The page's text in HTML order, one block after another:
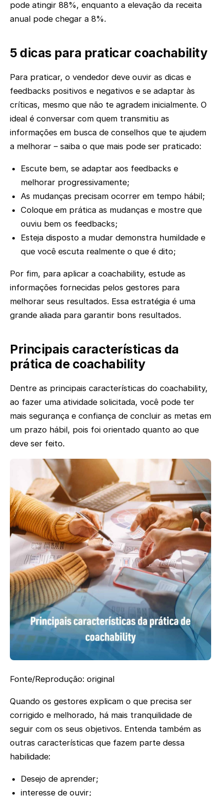
pode atingir 88%, enquanto a elevação da receita
anual pode chegar a 8%.
5 dicas para praticar coachability
Para praticar, o vendedor deve ouvir as dicas e
feedbacks positivos e negativos e se adaptar às
críticas, mesmo que não te agradem inicialmente. O
ideal é conversar com quem transmitiu as
informações em busca de conselhos que te ajudem
a melhorar – saiba o que mais pode ser praticado:
Escute bem, se adaptar aos feedbacks e
melhorar progressivamente;
As mudanças precisam ocorrer em tempo hábil;
Coloque em prática as mudanças e mostre que
ouviu bem os feedbacks;
Esteja disposto a mudar demonstra humildade e
que você escuta realmente o que é dito;
Por fim, para aplicar a coachability, estude as
informações fornecidas pelos gestores para
melhorar seus resultados. Essa estratégia é uma
grande aliada para garantir bons resultados.
Principais características da
prática de coachability
Dentre as principais características do coachability,
ao fazer uma atividade solicitada, você pode ter
mais segurança e confiança de concluir as metas em
um prazo hábil, pois foi orientado quanto ao que
deve ser feito.
Fonte/Reprodução: original
Quando os gestores explicam o que precisa ser
corrigido e melhorado, há mais tranquilidade de
seguir com os seus objetivos. Entenda também as
outras características que fazem parte dessa
habilidade:
Desejo de aprender;
interesse de ouvir;